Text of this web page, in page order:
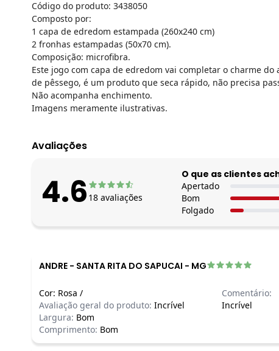
Código do produto: 3438050
Composto por:
1 capa de edredom estampada (260x240 cm)
2 fronhas estampadas (50x70 cm).
Composição: microfibra.
Este jogo com capa de edredom vai completar o charme
de pêssego, é um produto que seca rápido, não precisa
Não acompanha enchimento.
Imagens meramente ilustrativas.
Avaliações
4.6 18 avaliações
O que as clientes
Apertado
Bom
Folgado
ANDRE - SANTA RITA DO SAPUCAI - MG
Cor: Rosa /
Avaliação geral do produto: Incrível
Largura: Bom
Comprimento: Bom
Comentário:
Incrível